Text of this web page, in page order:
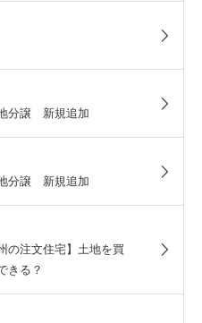
分譲 新規追加
分譲 新規追加
の注文住宅】土地を買
きる？